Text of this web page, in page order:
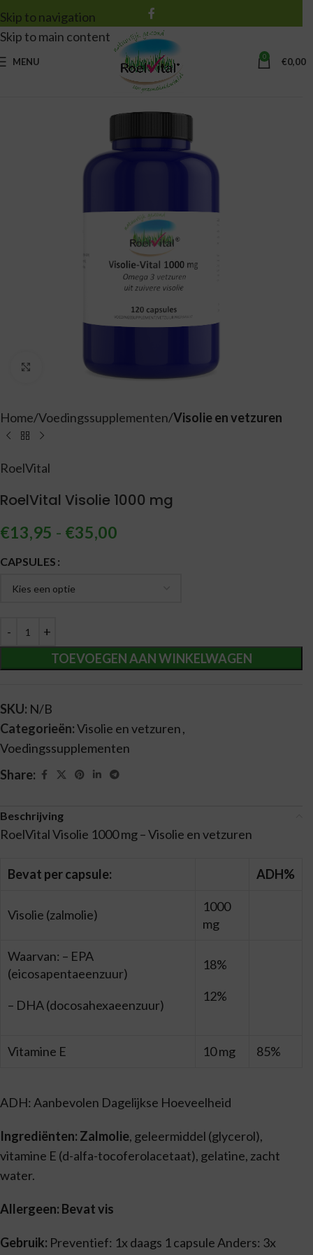
Skip to navigation
Skip to main content
MENU 0 €0,00
Vergroten
Home Voedingssupplementen Visolie en vetzuren
RoelVital
RoelVital Visolie 1000 mg
€13,95 - €35,00
CAPSULES
TOEVOEGEN AAN WINKELWAGEN
Alternative:
SKU: N/B
Categorieën:Visolie en vetzuren,
Voedingssupplementen
Share:
Beschrijving
RoelVital Visolie 1000 mg – Visolie en vetzuren
Bevat per capsule: ADH%
Visolie (zalmolie)
1000
mg
Waarvan: – EPA
(eicosapentaeenzuur)
– DHA (docosahexaeenzuur)
18%
12%
Vitamine E 10 mg 85%
ADH: Aanbevolen Dagelijkse Hoeveelheid
Ingrediënten: Zalmolie, geleermiddel (glycerol),
vitamine E (d-alfa-tocoferolacetaat), gelatine, zacht
water.
Allergeen: Bevat vis
Gebruik: Preventief: 1x daags 1 capsule Anders: 3x